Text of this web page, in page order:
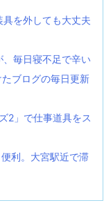
を外しても大丈夫
、毎日寝不足で辛い
ブログの毎日更新
2」で仕事道具をス
利。大宮駅近で滞